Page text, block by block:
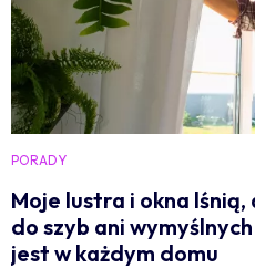
PORADY
Moje lustra i okna lśnią,
do szyb ani
jest w każdym domu